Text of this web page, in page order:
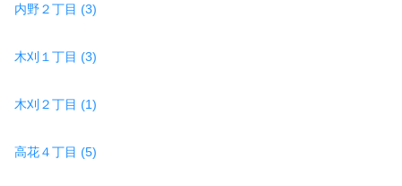
内野２丁目 (3)
木刈１丁目 (3)
木刈２丁目 (1)
高花４丁目 (5)